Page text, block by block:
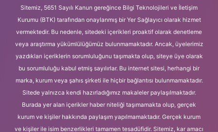
Sitemiz, 5651 Sayılı Kanun gereğince Bilgi Teknolojileri ve İletişim
Kurumu (BTK) tarafından onaylanmış bir Yer Sağlayıcı olarak hizmet
vermektedir. Bu nedenle, sitedeki içerikleri proaktif olarak denetleme
veya araştırma yükümlülüğümüz bulunmamaktadır. Ancak, üyelerimiz
yazdıkları içeriklerin sorumluluğunu taşımakta olup, siteye üye olarak
bu sorumluluğu kabul etmiş sayılırlar. Bu internet sitesi, herhangi bir
marka, kurum veya şahıs şirketi ile hiçbir bağlantısı bulunmamaktadır.
Sitede yalnızca kendi hazırladığımız makaleler paylaşılmaktadır.
Burada yer alan içerikler haber niteliği taşımamakta olup, gerçek
kurum ve kişiler hakkında paylaşım yapılmamaktadır. Gerçek kurum
ve kişiler ile isim benzerlikleri tamamen tesadüfidir. Sitemiz, kar amacı